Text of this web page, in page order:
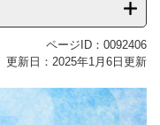
ページID：0092406
更新日：2025年1月6日更新